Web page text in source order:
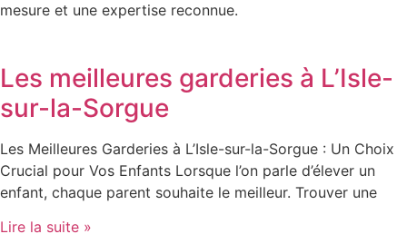
mesure et une expertise reconnue.
Les meilleures garderies à L’Isle-
sur-la-Sorgue
Les Meilleures Garderies à L’Isle-sur-la-Sorgue : Un Choix
Crucial pour Vos Enfants Lorsque l’on parle d’élever un
enfant, chaque parent souhaite le meilleur. Trouver une
Lire la suite »